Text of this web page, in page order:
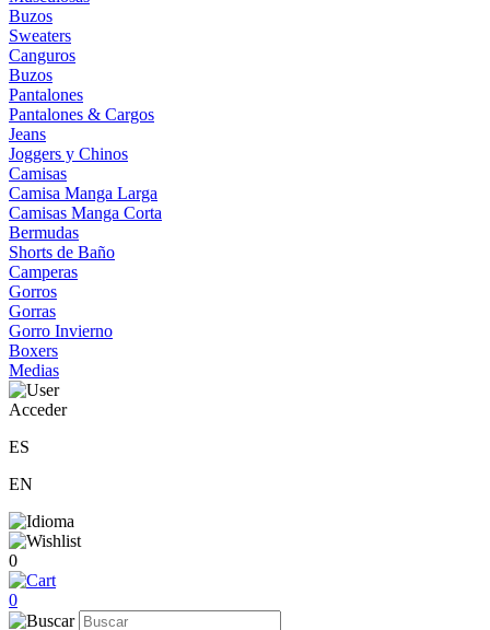
Buzos
Sweaters
Canguros
Buzos
Pantalones
Pantalones & Cargos
Jeans
Joggers y Chinos
Camisas
Camisa Manga Larga
Camisas Manga Corta
Bermudas
Shorts de Baño
Camperas
Gorros
Gorras
Gorro Invierno
Boxers
Medias
Acceder
ES
EN
0
0